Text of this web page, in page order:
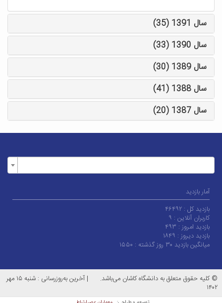
سال 1391 (35)
سال 1390 (33)
سال 1389 (30)
سال 1388 (41)
سال 1387 (20)
آمار بازدید
بازدید کل : ۴۶۴۹۲
کاربران آنلاین : ۹
بازدید امروز : ۴۹۳
بازدید دیروز : ۱۸۴۹
میانگین بازدید ۳۰ روز گذشته :
۱۵۵۰
© کلیه حقوق متعلق به دانشگاه کاشان می‌باشد. |
آخرین به‌روزرسانی : شنبه ۱۵ مهر
۱۴۰۲